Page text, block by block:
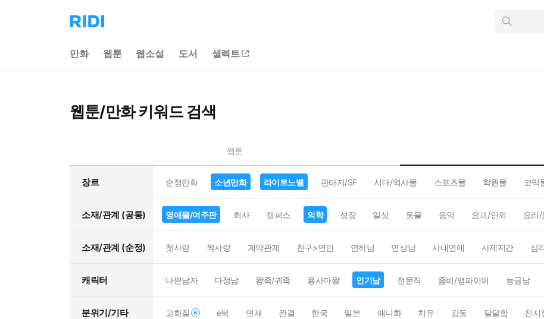
리
디
으
인
만화 웹툰 웹소설 도서 셀렉트
웹툰/만화 키워드 검색
웹툰
장르 순정만화 소년만화 라이트노벨 판타지/SF 시대/역사물 스포츠물 학원물 코믹
소재/관계 (공통) 영애물/여주판 회사 캠퍼스 의학 성장 일상 동물 음악 요괴/인외 요리/
소재/관계 (순정) 첫사랑 짝사랑 계약관계 친구>연인 연하남 연상남 사내연애 사제지간 삼
캐릭터 나쁜남자 다정남 왕족/귀족 용사마왕 인기남 전문직 좀비/뱀파이어 능글남
분위기/기타 고화질 e북 연재 완결 한국 일본 애니화 치유 감동 달달함 진지